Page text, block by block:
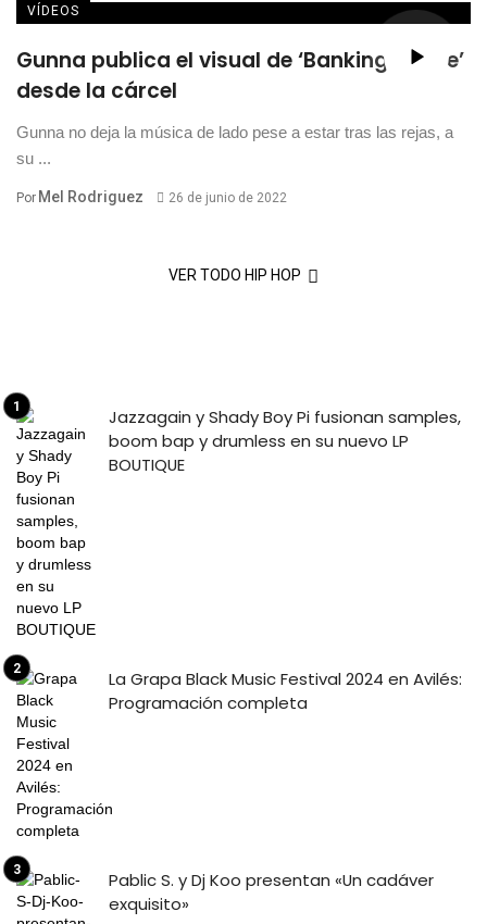
VÍDEOS
Gunna publica el visual de ‘Banking On Me’
desde la cárcel
Gunna no deja la música de lado pese a estar tras las rejas, a
su ...
Por Mel Rodriguez 26 de junio de 2022
VER TODO HIP HOP
Jazzagain y Shady Boy Pi fusionan samples,
boom bap y drumless en su nuevo LP
BOUTIQUE
La Grapa Black Music Festival 2024 en Avilés:
Programación completa
Pablic S. y Dj Koo presentan «Un cadáver
exquisito»